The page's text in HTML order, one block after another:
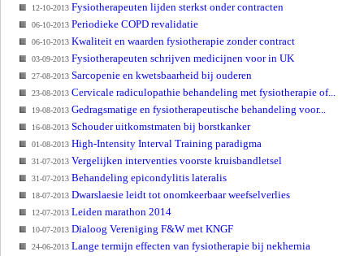
12-10-2013 Fysiotherapeuten lijden sterkst onder contracten
06-10-2013 Periodieke COPD revalidatie
06-10-2013 Kwaliteit en waarden fysiotherapie zonder contract
03-09-2013 Fysiotherapeuten schrijven medicijnen voor in UK
27-08-2013 Sarcopenie en kwetsbaarheid bij ouderen
23-08-2013 Cervicale radiculopathie behandeling met fysiotherapie of...
19-08-2013 Gedragsmatige en fysiotherapeutische behandeling voor...
16-08-2013 Schouder uitkomstmaten bij borstkanker
01-08-2013 High-Intensity Interval Training paradigma
31-07-2013 Vergelijken interventies voorste kruisbandletsel
31-07-2013 Behandeling epicondylitis lateralis
18-07-2013 Dwarslaesie leidt tot onomkeerbaar weefselverlies
12-07-2013 Leiden marathon 2014
10-07-2013 Dialoog Vereniging F&W met KNGF
24-06-2013 Lange termijn effecten van fysiotherapie bij nekhernia